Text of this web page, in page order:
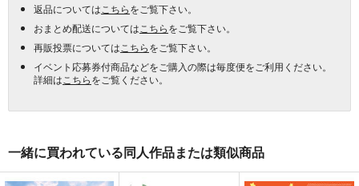
返品については こちらをご覧下さい。
おまとめ配送については こちらをご覧下さい。
再販投票については こちらをご覧下さい。
イベント応募券付商品などをご購入の際は毎度便をご利用ください。
詳細は こちらをご覧ください。
一緒に買われている同人作品または類似商品